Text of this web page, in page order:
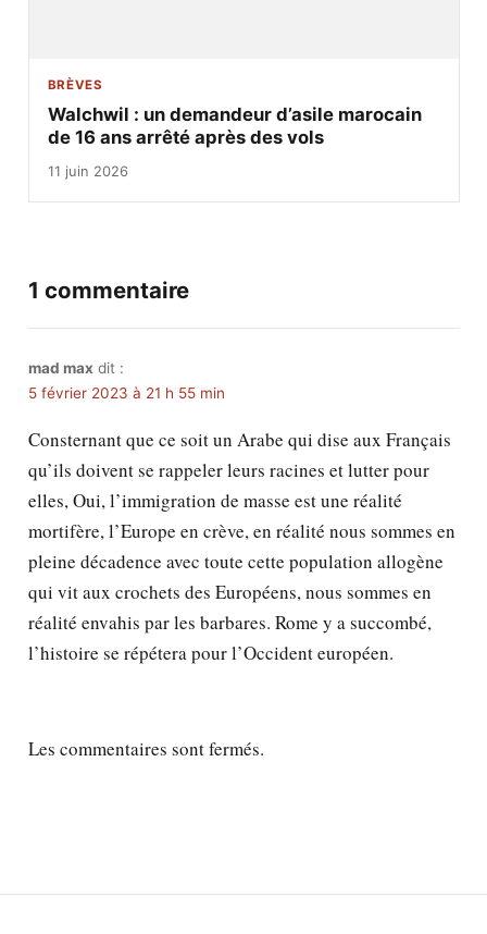
BRÈVES
Walchwil : un demandeur d’asile marocain
de 16 ans arrêté après des vols
11 juin 2026
1 commentaire
mad max dit :
5 février 2023 à 21 h 55 min
Consternant que ce soit un Arabe qui dise aux Français
qu’ils doivent se rappeler leurs racines et lutter pour
elles, Oui, l’immigration de masse est une réalité
mortifère, l’Europe en crève, en réalité nous sommes en
pleine décadence avec toute cette population allogène
qui vit aux crochets des Européens, nous sommes en
réalité envahis par les barbares. Rome y a succombé,
l’histoire se répétera pour l’Occident européen.
Les commentaires sont fermés.